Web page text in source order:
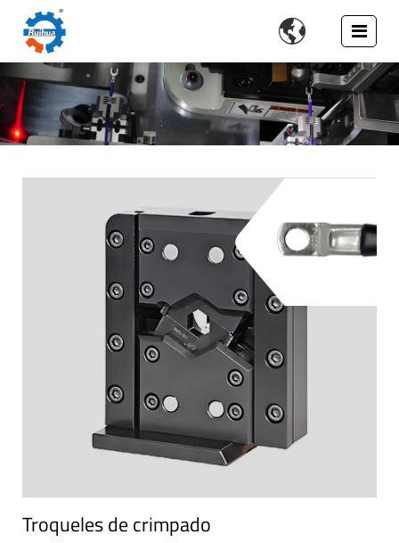

cuchillas de
Troqueles de crimpado